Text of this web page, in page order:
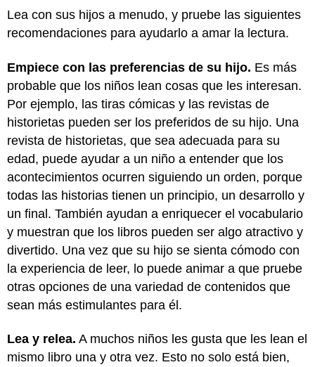
Lea con sus hijos a menudo, y pruebe las siguientes
recomendaciones para ayudarlo a amar la lectura.
Empiece con las preferencias de su hijo. Es más
probable que los niños lean cosas que les interesan.
Por ejemplo, las tiras cómicas y las revistas de
historietas pueden ser los preferidos de su hijo. Una
revista de historietas, que sea adecuada para su
edad, puede ayudar a un niño a entender que los
acontecimientos ocurren siguiendo un orden, porque
todas las historias tienen un principio, un desarrollo y
un final. También ayudan a enriquecer el vocabulario
y muestran que los libros pueden ser algo atractivo y
divertido. Una vez que su hijo se sienta cómodo con
la experiencia de leer, lo puede animar a que pruebe
otras opciones de una variedad de contenidos que
sean más estimulantes para él.
Lea y relea. A muchos niños les gusta que les lean el
mismo libro una y otra vez. Esto no solo está bien,